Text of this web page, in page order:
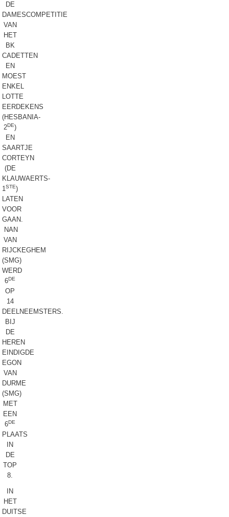
DE
DAMESCOMPETITIE
VAN
HET
BK
CADETTEN
EN
MOEST
ENKEL
LOTTE
EERDEKENS
(HESBANIA-
2DE)
EN
SAARTJE
CORTEYN
(DE
KLAUWAERTS-
1STE)
LATEN
VOOR
GAAN.
NAN
VAN
RIJCKEGHEM
(SMG)
WERD
6DE
OP
14
DEELNEEMSTERS.
BIJ
DE
HEREN
EINDIGDE
EGON
VAN
DURME
(SMG)
MET
EEN
6DE
PLAATS
IN
DE
TOP
8.
IN
HET
DUITSE